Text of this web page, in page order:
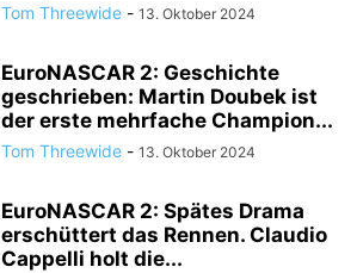
Tom Threewide - 13. Oktober 2024
EuroNASCAR 2: Geschichte
geschrieben: Martin Doubek ist
der erste mehrfache Champion...
Tom Threewide - 13. Oktober 2024
EuroNASCAR 2: Spätes Drama
erschüttert das Rennen. Claudio
Cappelli holt die...